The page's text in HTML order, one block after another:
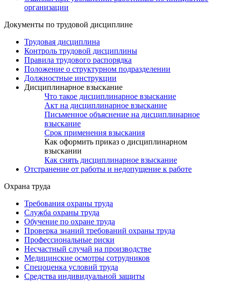
организации
Документы по трудовой дисциплине
Трудовая дисциплина
Контроль трудовой дисциплины
Правила трудового распорядка
Положение о структурном подразделении
Должностные инструкции
Дисциплинарное взыскание
Что такое дисциплинарное взыскание
Акт на дисциплинарное взыскание
Письменное объяснение на дисциплинарное
взыскание
Срок применения взыскания
Как оформить приказ о дисциплинарном
взыскании
Как снять дисциплинарное взыскание
Отстранение от работы и недопущение к работе
Охрана труда
Требования охраны труда
Служба охраны труда
Обучение по охране труда
Проверка знаний требований охраны труда
Профессиональные риски
Несчастный случай на производстве
Медицинские осмотры сотрудников
Спецоценка условий труда
Средства индивидуальной защиты